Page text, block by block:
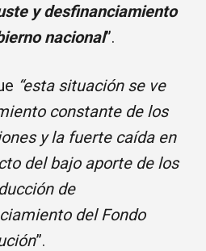
y desfinanciamiento
nacional”.
“esta situación se ve
constante de los
y la fuerte caída en
del bajo aporte de los
de
del Fondo
”.